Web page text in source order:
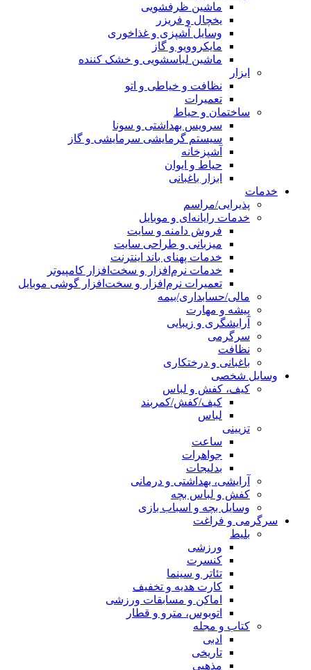
ماشین ظرفشویی
یخچال و فریزر
وسایل آشپزی و غذاخوری
مایکروویو و گاز
ماشین لباسشویی و خشک کننده
ابزار
نظافت و خیاطی و اتو
تعمیرات
ساختمان و حیاط
سرویس بهداشتی و سونا
سیستم گرمایشی سرمایشی و گاز
آشپزخانه
حیاط و ایوان
ابزار باغبانی
خدمات
پذیرایی/مراسم
خدمات رایانه‌ای و موبایل
فروش دامنه و سایت
میزبانی و طراحی سایت
خدمات پهنای باند اینترنت
خدمات نرم‌افزار و سخت‌افزار کامپیوتر
تعمیرات نرم‌افزار و سخت‌افزار گوشی موبایل
مالی/حسابداری/بیمه
پیشه و مهارت
آرایشگری و زیبایی
سرگرمی
نظافت
باغبانی و درختکاری
وسایل شخصی
کیف، کفش و لباس
کیف/کفش/کمربند
لباس
تزیینی
ساعت
جواهرات
بدلیجات
آرایشی، بهداشتی و درمانی
کفش و لباس بچه
وسایل بچه و اسباب بازی
سرگرمی و فراغت
بلیط
ورزشی
کنسرت
تئاتر و سینما
کارت هدیه و تخفیف
اماکن و مسابقات ورزشی
اتوبوس، مترو و قطار
کتاب و مجله
ادبی
تاریخی
مذهبی